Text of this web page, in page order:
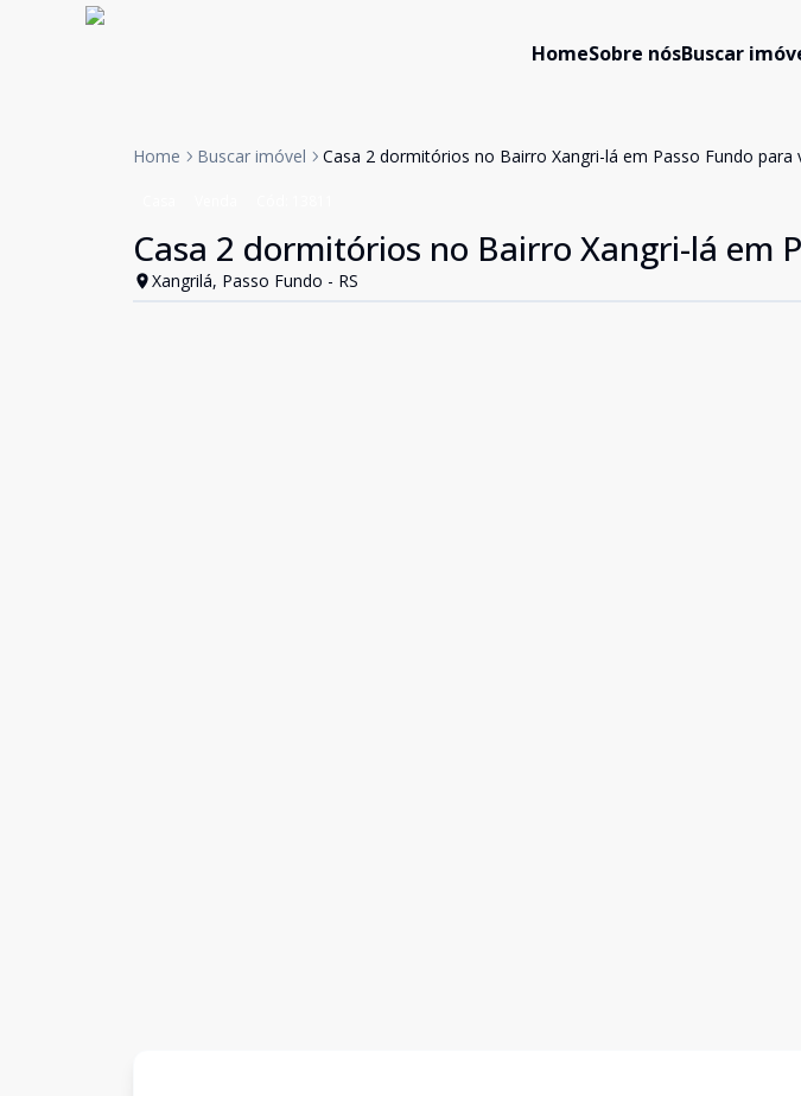
HomeSobre nósBuscar
Home Buscar imóvel Casa 2 dormitórios no Bairro Xangri-lá em Passo Fundo para
Casa 2 dormitórios no Bairro Xangri-lá em
Xangrilá, Passo Fundo - RS